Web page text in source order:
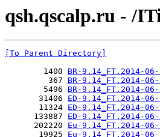
qsh.qscalp.ru - /
[To Parent Directory]
        1400
BR-9.14_FT.2014-
         367
BR-9.14_FT.2014-
        5496
BR-9.14_FT.2014-
       31406
ED-9.14_FT.2014-
       11324
ED-9.14_FT.2014-
      133887
ED-9.14_FT.2014-
      202220
Eu-9.14_FT.2014-
       19925
Eu-9.14_FT.2014-